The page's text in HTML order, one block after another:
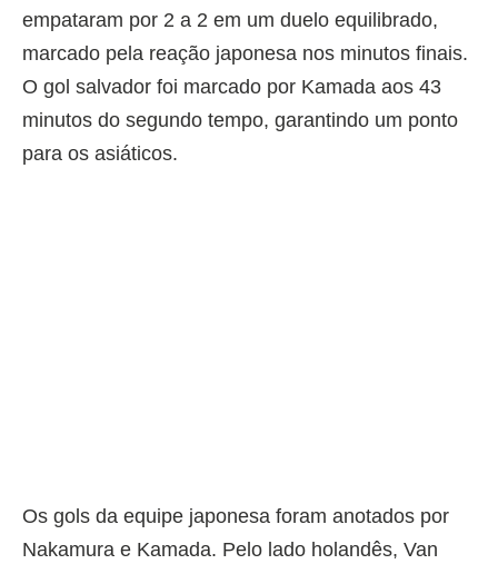
empataram por 2 a 2 em um duelo equilibrado,
marcado pela reação japonesa nos minutos finais.
O gol salvador foi marcado por Kamada aos 43
minutos do segundo tempo, garantindo um ponto
para os asiáticos.
Os gols da equipe japonesa foram anotados por
Nakamura e Kamada. Pelo lado holandês, Van